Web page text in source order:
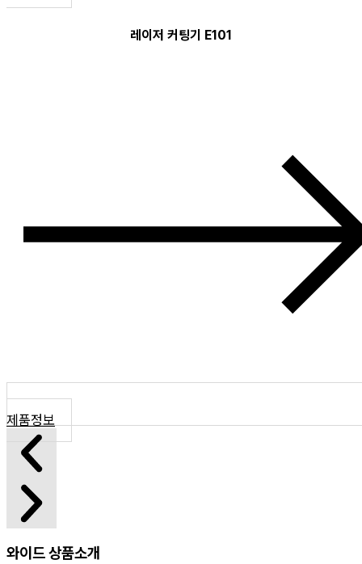
레이저 커팅기 E101
제품정보
와이드 상품소개